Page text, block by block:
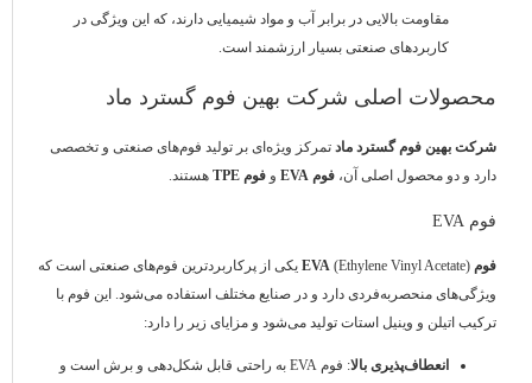
مقاومت بالایی در برابر آب و مواد شیمیایی دارند، که این ویژگی در
کاربردهای صنعتی بسیار ارزشمند است.
محصولات اصلی شرکت بهین فوم گسترد ماد
شرکت بهین فوم گسترد ماد تمرکز ویژه‌ای بر تولید فوم‌های صنعتی و تخصصی
دارد و دو محصول اصلی آن، فوم EVA و فوم TPE هستند.
فوم EVA
فوم EVA
(Ethylene Vinyl Acetate) یکی از پرکاربردترین فوم‌های صنعتی است که
ویژگی‌های منحصربه‌فردی دارد و در صنایع مختلف استفاده می‌شود. این فوم با
ترکیب اتیلن و وینیل استات تولید می‌شود و مزایای زیر را دارد:
انعطاف‌پذیری بالا
: فوم EVA به راحتی قابل شکل‌دهی و برش است و